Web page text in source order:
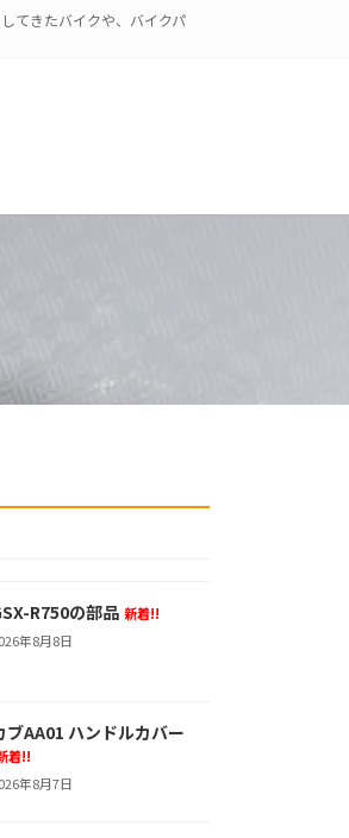
てきたバイクや、バイクパ
R750の部品 新着!!
年8月8日
ブAA01 ハンドルカバー
着!!
年8月7日